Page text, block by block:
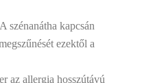
szénanátha kapcsán
ezektől a
az allergia hosszútávú